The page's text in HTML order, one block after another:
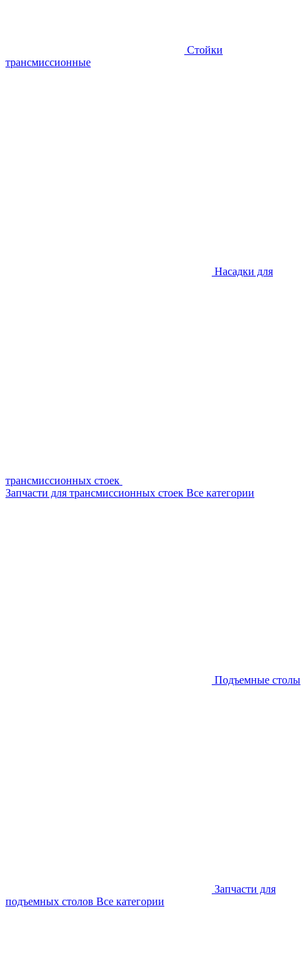
Стойки
трансмиссионные
Насадки для
трансмиссионных стоек
Запчасти для трансмиссионных стоек Все категории
Подъемные столы
Запчасти для
подъемных столов Все категории